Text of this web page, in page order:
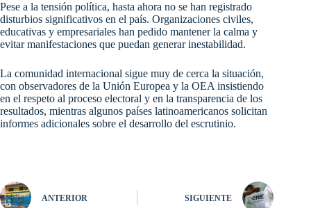
Pese a la tensión política, hasta ahora no se han registrado
disturbios significativos en el país. Organizaciones civiles,
educativas y empresariales han pedido mantener la calma y
evitar manifestaciones que puedan generar inestabilidad.
La comunidad internacional sigue muy de cerca la situación,
con observadores de la Unión Europea y la OEA insistiendo
en el respeto al proceso electoral y en la transparencia de los
resultados, mientras algunos países latinoamericanos solicitan
informes adicionales sobre el desarrollo del escrutinio.
ANTERIOR SIGUIENTE